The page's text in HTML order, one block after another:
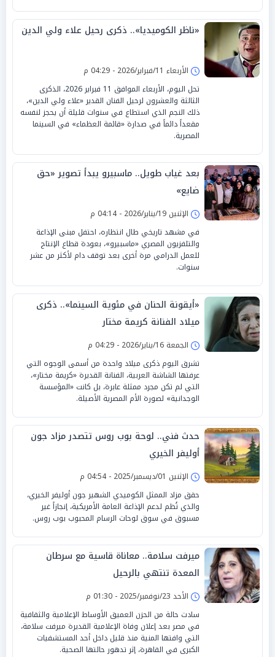
«ناظر الكوميديا».. ذكرى رحيل علاء ولي الدين
الأربعاء 11/فبراير/2026 - 04:29 م
تحل اليوم، الأربعاء الموافق 11 فبراير 2026، الذكرى
الثالثة والعشرون لرحيل الفنان القدير «علاء ولي الدين»،
ذلك النجم الذي استطاع في سنوات قليلة أن يحجز لنفسه
مقعداً دائماً في صدارة «قائمة العظماء» في السينما
المصرية.
بعد غياب طويل.. ماسبيرو يبدأ تصوير «حق
ضايع»
الإثنين 19/يناير/2026 - 04:14 م
في مشهد تاريخي طال انتظاره، احتفل مبنى الإذاعة
والتلفزيون المصري «ماسبيرو»، بعودة قطاع الإنتاج
للعمل الدرامي مرة أخرى بعد توقف دام لأكثر من عشر
سنوات.
«أيقونة الحنان في مئوية السينما».. ذكرى
ميلاد الفنانة كريمة مختار
الجمعة 16/يناير/2026 - 04:29 م
تشرق اليوم ذكرى ميلاد واحدة من أسمى الوجوه التي
عرفتها الشاشة العربية، الفنانة القديرة «كريمة مختار»،
التي لم تكن مجرد ممثلة عابرة، بل كانت «المؤسسة
الوجدانية» لصورة الأم المصرية الأصيلة.
حدث فني.. لوحة بوب روس تتصدر مزاد جون
أوليفر الخيري
الإثنين 01/ديسمبر/2025 - 04:54 م
حقق مزاد الممثل الكوميدي الشهير جون أوليفر الخيري،
والذي نُظم لدعم الإذاعة العامة الأمريكية، إنجازاً غير
مسبوق في سوق لوحات الرسام المحبوب بوب روس.
ميرفت سلامة.. معاناة قاسية مع سرطان
المعدة تنتهي بالرحيل
الأحد 23/نوفمبر/2025 - 01:30 م
سادت حالة من الحزن العميق الأوساط الإعلامية والثقافية
في مصر بعد إعلان وفاة الإعلامية القديرة ميرفت سلامة،
التي وافتها المنية منذ قليل داخل أحد المستشفيات
الكبرى في القاهرة، إثر تدهور حالتها الصحية.